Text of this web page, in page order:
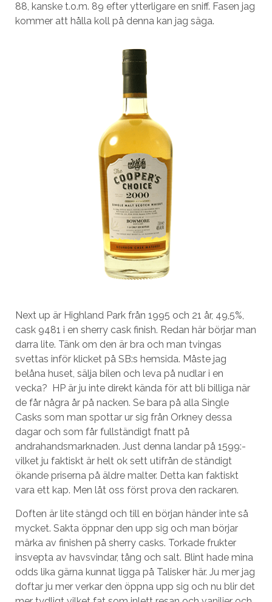
88, kanske t.o.m. 89 efter ytterligare en sniff. Fasen jag
kommer att hålla koll på denna kan jag säga.
Next up är Highland Park från 1995 och 21 år, 49,5%,
cask 9481 i en sherry cask finish. Redan här börjar man
darra lite. Tänk om den är bra och man tvingas
svettas inför klicket på SB:s hemsida. Måste jag
belåna huset, sälja bilen och leva på nudlar i en
vecka? HP är ju inte direkt kända för att bli billiga när
de får några år på nacken. Se bara på alla Single
Casks som man spottar ur sig från Orkney dessa
dagar och som får fullständigt fnatt på
andrahandsmarknaden. Just denna landar på 1599:-
vilket ju faktiskt är helt ok sett utifrån de ständigt
ökande priserna på äldre malter. Detta kan faktiskt
vara ett kap. Men låt oss först prova den rackaren.
Doften är lite stängd och till en början händer inte så
mycket. Sakta öppnar den upp sig och man börjar
märka av finishen på sherry casks. Torkade frukter
insvepta av havsvindar, tång och salt. Blint hade mina
odds lika gärna kunnat ligga på Talisker här. Ju mer jag
doftar ju mer verkar den öppna upp sig och nu blir det